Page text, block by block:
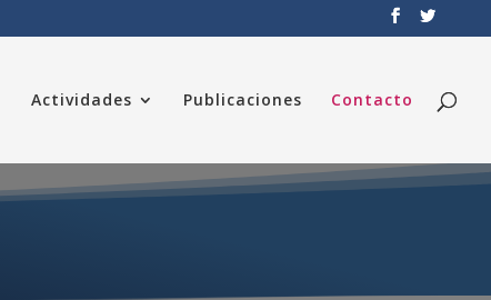
Actividades Publicaciones Contacto